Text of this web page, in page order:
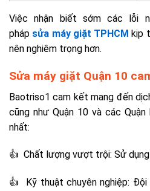
Việc nhận biết sớm các lỗi
pháp sửa máy giặt TPHCMkịp
nên nghiêm trọng hơn.
Sửa máy giặt Quận 10
Baotriso1 cam kết mang đến
cũng như Quận 10 và các
nhất:
👍 Chất lượng vượt trội: Sử dụng
👍 Kỹ thuật chuyên nghiệp: